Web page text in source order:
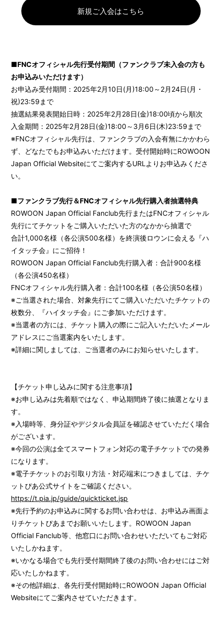
Gallery
Movie
from. ROWOON
Magazine
Special
新規ご入会はこちら
■FNCオフィシャル先行受付期間（ファンクラブ未入会の方も
お申込みいただけます）
お申込み受付期間：2025年2月10日(月)18:00～2月24日(月・
祝)23:59まで
抽選結果発表開始日時：2025年2月28日(金)18:00頃から順次
入金期間：2025年2月28日(金)18:00～3月6日(木)23:59まで
※FNCオフィシャル先行は、ファンクラブの入会有無にかかわら
ず、どなたでもお申込みいただけます。受付開始時にROWOON
Japan Official Websiteにてご案内するURLよりお申込みくださ
い。
■ファンクラブ先行＆FNCオフィシャル先行購入者抽選特典
ROWOON Japan Official Fanclub先行またはFNCオフィシャル
先行にてチケットをご購入いただいた方のなかから抽選で
合計1,000名様（各公演500名様）を終演後ロウンに会える『ハ
イタッチ会』にご招待！
ROWOON Japan Official Fanclub先行購入者：合計900名様
（各公演450名様）
FNCオフィシャル先行購入者：合計100名様（各公演50名様）
※ご当選された場合、対象先行にてご購入いただいたチケットの
枚数分、『ハイタッチ会』にご参加いただけます。
※当選者の方には、チケット購入の際にご記入いただいたメール
アドレスにご当選案内をいたします。
※詳細に関しましては、ご当選者のみにお知らせいたします。
【チケット申し込みに関する注意事項】
※お申し込みは先着順ではなく、申込期間終了後に抽選となりま
す。
※入場時等、身分証やデジタル会員証を確認させていただく場合
がございます。
※今回の公演は全てスマートフォン対応の電子チケットでの発券
になります。
※電子チケットのお引取り方法・対応端末につきましては、チケ
ットぴあ公式サイトをご確認ください。
https://t.pia.jp/guide/quickticket.jsp
※先行予約のお申込みに関するお問い合わせは、お申込み画面よ
りチケットぴあまでお願いいたします。ROWOON Japan
Official Fanclub等、他窓口にお問い合わせいただいてもご対応
いたしかねます。
※いかなる場合でも先行受付期間終了後のお問い合わせにはご対
応いたしかねます。
※その他詳細は、各先行受付開始時にROWOON Japan Official
Websiteにてご案内させていただきます。